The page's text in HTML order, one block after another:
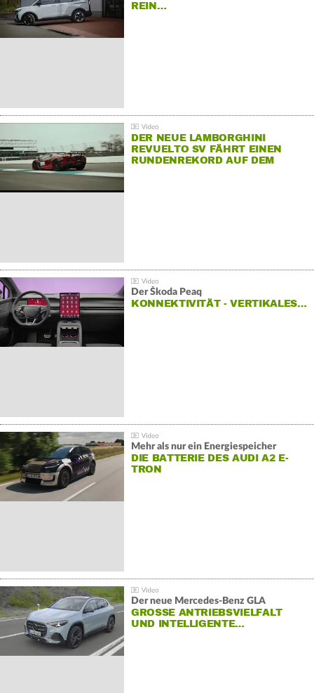
REIN…
DER NEUE LAMBORGHINI
REVUELTO SV FÄHRT EINEN
RUNDENREKORD AUF DEM
Der Škoda Peaq
KONNEKTIVITÄT - VERTIKALES…
Mehr als nur ein Energiespeicher
DIE BATTERIE DES AUDI A2 E-
TRON
Der neue Mercedes-Benz GLA
GROSSE ANTRIEBSVIELFALT U
ND INTELLIGENTE…